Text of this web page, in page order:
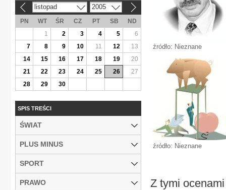
źródło: Nieznane
źródło: Nieznane
Z tymi
listopad 2005
PN WT ŚR CZ PT SB
ND
1
2 3 4 5
6
7
8 9 10 11 12
13
14
15 16 17 18 19
20
21
22 23 24 25 26
27
28
29 30
SPIS TREŚCI
ŚWIAT
PLUS MINUS
SPORT
PRAWO